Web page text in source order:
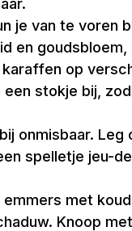
je van te voren
en goudsbloem,
op
stokje bij,
onmisbaar. Leg
spelletje jeu-
emmers met
Knoop